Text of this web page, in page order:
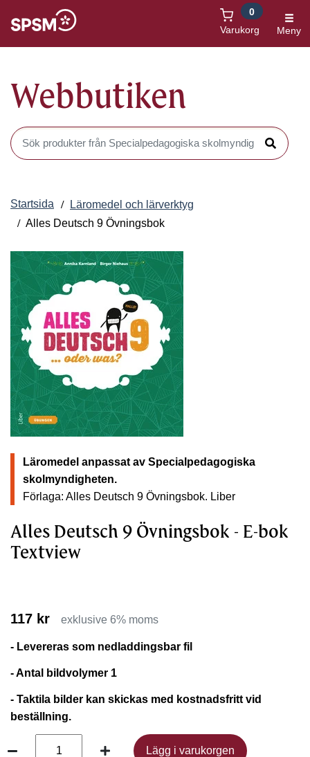
Varukorg
0
Meny
Webbutiken
Sök produkter i Webbutiken
Sök
Startsida
Läromedel och lärverktyg
Alles Deutsch 9 Övningsbok
Läromedel anpassat av Specialpedagogiska
skolmyndigheten.
Förlaga: Alles Deutsch 9 Övningsbok. Liber
Alles Deutsch 9 Övningsbok - E-bok
Textview
117 kr exklusive 6% moms
- Levereras som nedladdingsbar fil
- Antal bildvolymer 1
- Taktila bilder kan skickas med kostnadsfritt vid
beställning.
Lägg i varukorgen
Lägg i varukorgen